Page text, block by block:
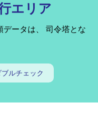
エリア
ータは、
司令塔とな
ブルチェック